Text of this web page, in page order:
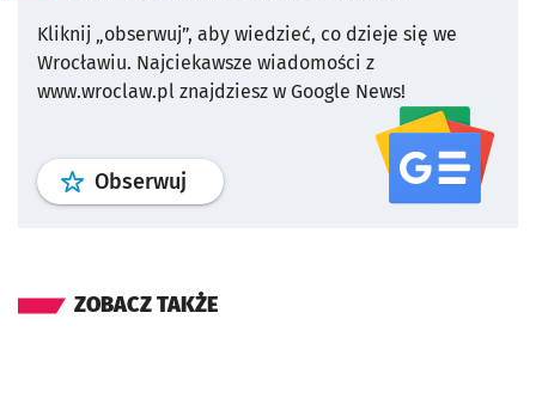
Kliknij „obserwuj”, aby wiedzieć, co dzieje się we
Wrocławiu. Najciekawsze wiadomości z
www.wroclaw.pl znajdziesz w Google News!
Obserwuj profil serwisu
ZOBACZ TAKŻE